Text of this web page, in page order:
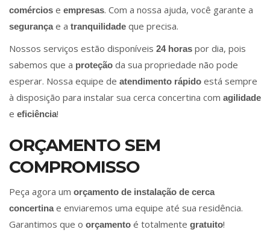
comércios e empresas. Com a nossa ajuda, você garante a
segurançae a tranquilidade que precisa.
Nossos serviços estão disponíveis 24 horas por dia, pois
sabemos que a proteção da sua propriedade não pode
esperar. Nossa equipe de atendimento rápido está sempre
à disposição para instalar sua cerca concertina com agilidade
e eficiência!
ORÇAMENTO SEM
COMPROMISSO
Peça agora um orçamento de instalação de cerca
concertinae enviaremos uma equipe até sua residência.
Garantimos que o orçamento é totalmente gratuito!